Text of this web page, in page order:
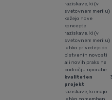
raziskave, ki (v
svetovnem merilu)
kažejo nove
koncepte
raziskave, ki (v
svetovnem merilu)
lahko privedejo do
bistvenih novosti
ali novih praks na
področju uporabe
kvaliteten
projekt
raziskave, ki imajo